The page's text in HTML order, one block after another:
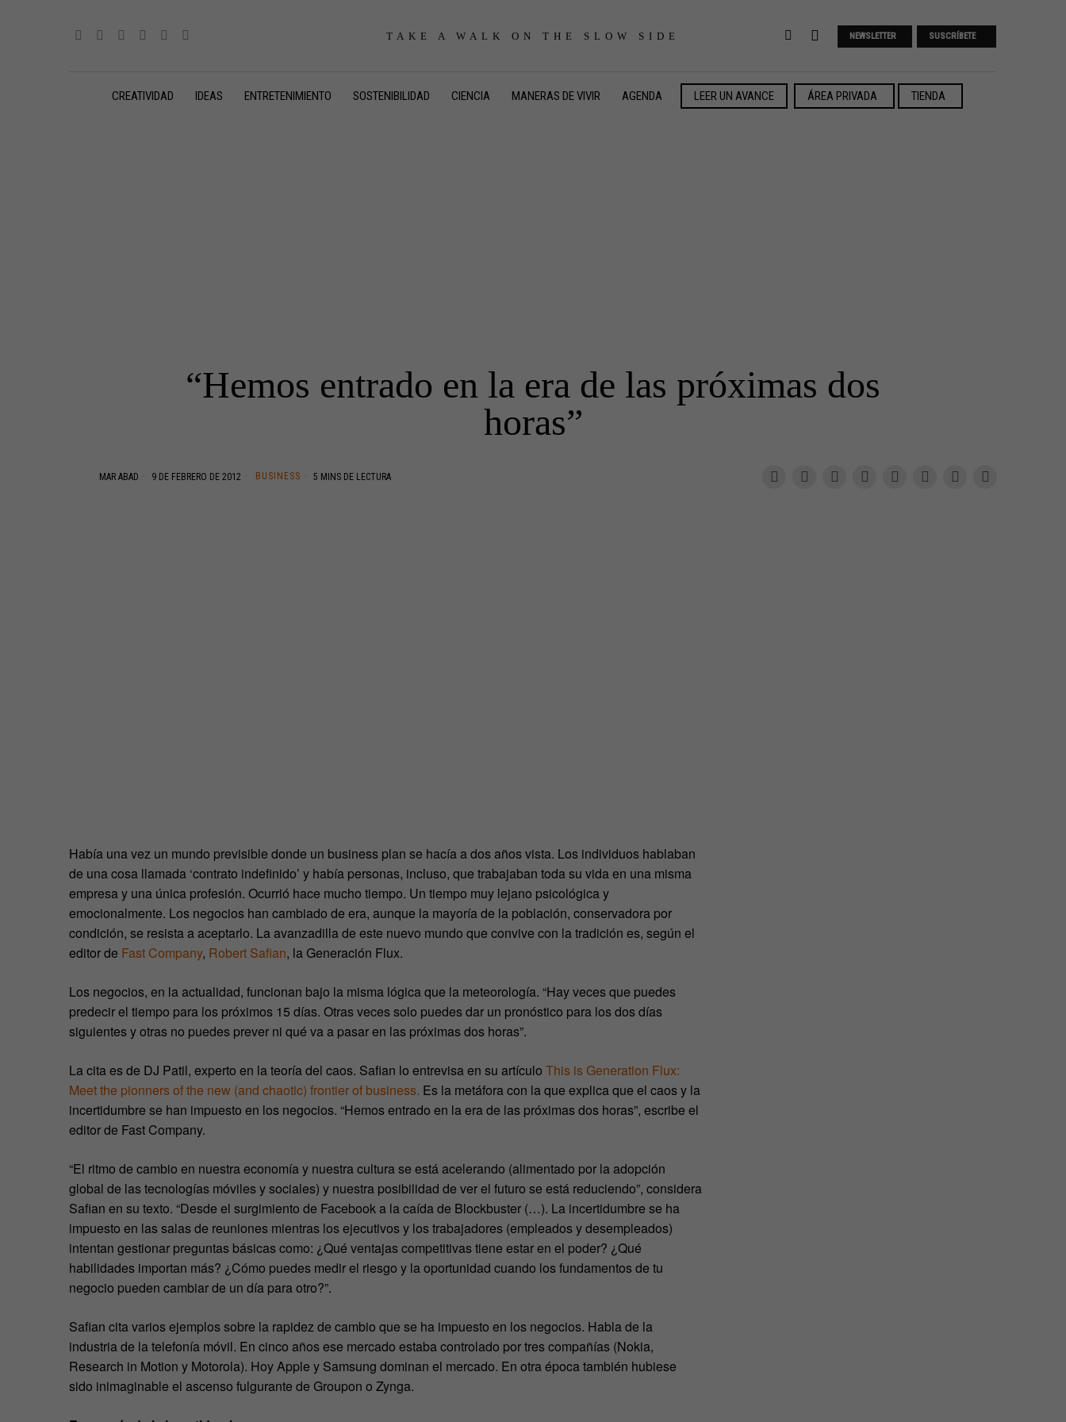
TAKE A WALK ON THE SLOW SIDE NEWSLETTER SUSCRÍBETE
CREATIVIDAD IDEAS ENTRETENIMIENTO SOSTENIBILIDAD CIENCIA MANERAS DE VIVIR AGENDA LEER UN AVANCE ÁREA PRIVADA TIENDA
“Hemos entrado en la era de las próximas dos
horas”
MAR ABAD 9 DE FEBRERO DE 2012 BUSINESS 5 MINS DE LECTURA
Había una vez un mundo previsible donde un business plan se hacía a dos años vista. Los individuos hablaban
de una cosa llamada ‘contrato indefinido’ y había personas, incluso, que trabajaban toda su vida en una misma
empresa y una única profesión. Ocurrió hace mucho tiempo. Un tiempo muy lejano psicológica y
emocionalmente. Los negocios han cambiado de era, aunque la mayoría de la población, conservadora por
condición, se resista a aceptarlo. La avanzadilla de este nuevo mundo que convive con la tradición es, según el
editor de Fast Company, Robert Safian, la Generación Flux.
Los negocios, en la actualidad, funcionan bajo la misma lógica que la meteorología. “Hay veces que puedes
predecir el tiempo para los próximos 15 días. Otras veces solo puedes dar un pronóstico para los dos días
siguientes y otras no puedes prever ni qué va a pasar en las próximas dos horas”.
La cita es de DJ Patil, experto en la teoría del caos. Safian lo entrevisa en su artículo This is Generation Flux:
Meet the pionners of the new (and chaotic) frontier of business. Es la metáfora con la que explica que el caos y la
incertidumbre se han impuesto en los negocios. “Hemos entrado en la era de las próximas dos horas”, escribe el
editor de Fast Company.
“El ritmo de cambio en nuestra economía y nuestra cultura se está acelerando (alimentado por la adopción
global de las tecnologías móviles y sociales) y nuestra posibilidad de ver el futuro se está reduciendo”, considera
Safian en su texto. “Desde el surgimiento de Facebook a la caída de Blockbuster (…). La incertidumbre se ha
impuesto en las salas de reuniones mientras los ejecutivos y los trabajadores (empleados y desempleados)
intentan gestionar preguntas básicas como: ¿Qué ventajas competitivas tiene estar en el poder? ¿Qué
habilidades importan más? ¿Cómo puedes medir el riesgo y la oportunidad cuando los fundamentos de tu
negocio pueden cambiar de un día para otro?”.
Safian cita varios ejemplos sobre la rapidez de cambio que se ha impuesto en los negocios. Habla de la
industria de la telefonía móvil. En cinco años ese mercado estaba controlado por tres compañías (Nokia,
Research in Motion y Motorola). Hoy Apple y Samsung dominan el mercado. En otra época también hubiese
sido inimaginable el ascenso fulgurante de Groupon o Zynga.